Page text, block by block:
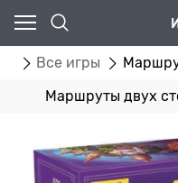
Все игры
Маршруты двух